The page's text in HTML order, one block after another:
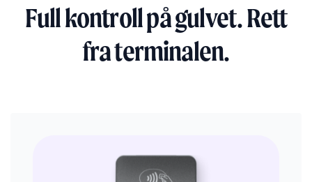
Full kontroll på gulvet. Rett
fra terminalen.